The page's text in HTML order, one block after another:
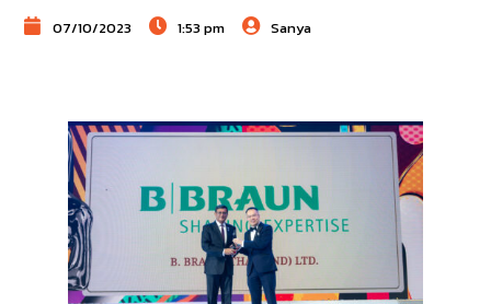
07/10/2023 1:53 pm Sanya